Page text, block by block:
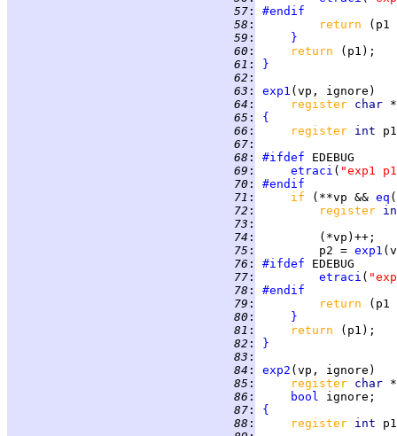
  57
:
#endif
  58
:
return
  59
:
}
  60
: return
  61
:
}
  62
:
  63
: exp1
  64
: register char
  65
:
{
  66
: register int
  67
:
  68
: #ifdef
  69
: etraci ( "exp1
  70
:
#endif
  71
: if (**vp && eq
  72
: register
  73
:
  74
:
  75
:
         p2 =
exp1
  76
: #ifdef
  77
: etraci (
  78
:
#endif
  79
:
return
  80
:
}
  81
: return
  82
:
}
  83
:
  84
: exp2
  85
: register char
  86
: bool
  87
:
{
  88
: register int